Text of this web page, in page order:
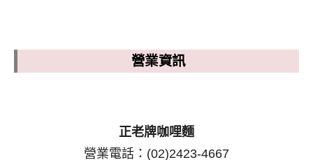
營業資訊
正老牌咖哩麵
營業電話：(02)2423-4667